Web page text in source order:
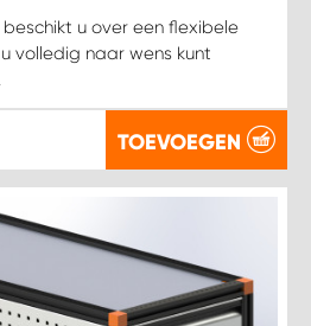
u over een flexibele
volledig naar wens kunt
TOEVOEGEN